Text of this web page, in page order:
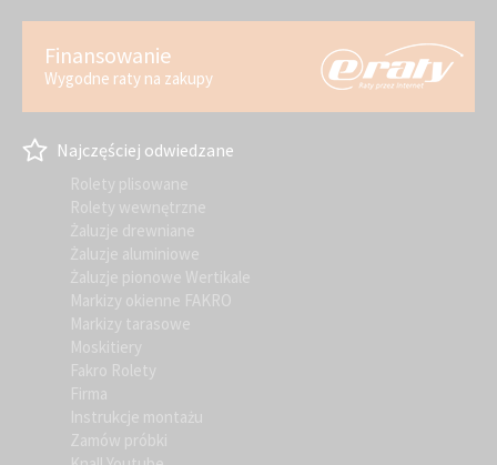
Finansowanie
Wygodne raty na zakupy
Najczęściej odwiedzane
Rolety plisowane
Rolety wewnętrzne
Żaluzje drewniane
Żaluzje aluminiowe
Żaluzje pionowe Wertikale
Markizy okienne FAKRO
Markizy tarasowe
Moskitiery
Fakro Rolety
Firma
Instrukcje montażu
Zamów próbki